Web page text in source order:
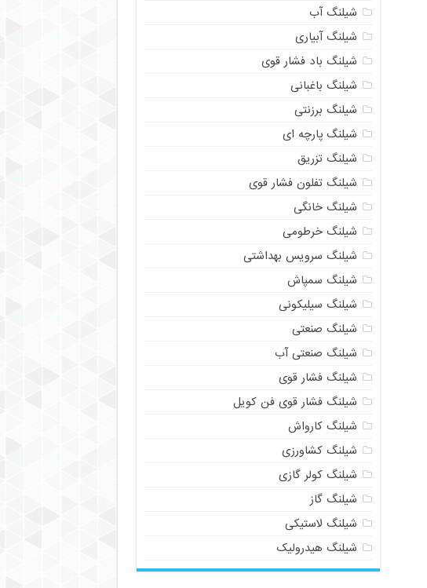
شیلنگ آب
شیلنگ آبیاری
شیلنگ باد فشار قوی
شیلنگ باغبانی
شیلنگ برزنتی
شیلنگ پارچه‌ ای
شیلنگ تزریق
شیلنگ تفلون فشار قوی
شیلنگ خانگی
شیلنگ خرطومی
شیلنگ سرویس بهداشتی
شیلنگ سمپاش
شیلنگ سیلیکونی
شیلنگ صنعتی
شیلنگ صنعتی آب
شیلنگ فشار قوی
شیلنگ فشار قوی فن کویل
شیلنگ کارواش
شیلنگ کشاورزی
شیلنگ کولر گازی
شیلنگ گاز
شیلنگ لاستیکی
شیلنگ هیدرولیک